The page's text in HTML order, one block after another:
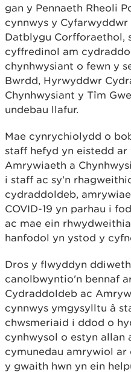
gan y Pennaeth Rheoli
cynnwys y
Datblygu Corfforaethol,
cyffredinol am
chynhwysiant o fewn y
Bwrdd, Hyrwyddwr
Chynhwysiant y Tîm
undebau llafur.
Mae cynrychiolydd o
staff hefyd yn eistedd
Amrywiaeth a
i staff ac sy’n
cydraddoldeb,
COVID-19 yn parhau i
ac mae ein
hanfodol yn ystod y
Dros y flwyddyn
canolbwyntio'n bennaf
Cydraddoldeb ac
cynnwys ymgysylltu â
chwsmeriaid i ddod o
cynhwysol o estyn allan
cymunedau amrywiol ar
y gwaith hwn yn ein